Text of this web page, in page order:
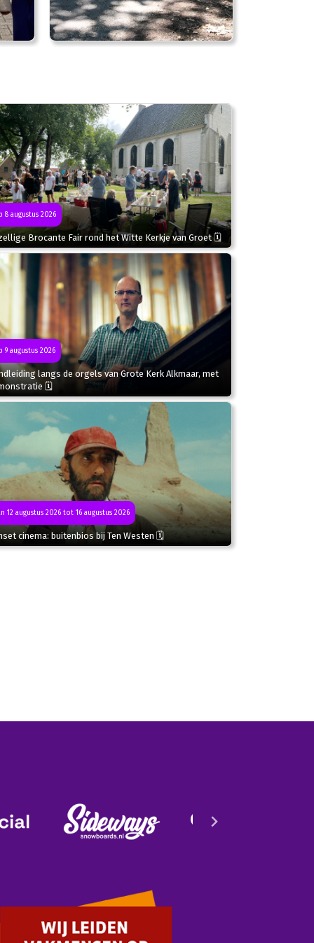
8 augustus 2026
Brocante Fair rond het Witte Kerkje van Groet 🗓
9 augustus 2026
langs de orgels van Grote Kerk Alkmaar, met
🗓
12 augustus 2026 tot 16 augustus 2026
cinema: buitenbios bij Ten Westen 🗓